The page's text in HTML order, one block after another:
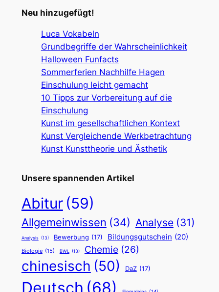
Neu hinzugefügt!
Luca Vokabeln
Grundbegriffe der Wahrscheinlichkeit
Halloween Funfacts
Sommerferien Nachhilfe Hagen
Einschulung leicht gemacht
10 Tipps zur Vorbereitung auf die
Einschulung
Kunst im gesellschaftlichen Kontext
Kunst Vergleichende Werkbetrachtung
Kunst Kunsttheorie und Ästhetik
Unsere spannenden Artikel
Abitur (59)
Allgemeinwissen (34) Analyse (31)
Analysis (13) Bewerbung (17) Bildungsgutschein (20)
Biologie (15) BWL (13) Chemie (26)
chinesisch (50) DaZ (17)
Deutsch (68)